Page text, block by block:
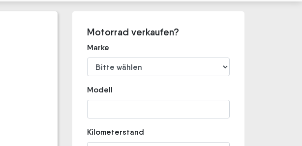
Motorrad verkaufen?
Marke
Modell
Kilometerstand